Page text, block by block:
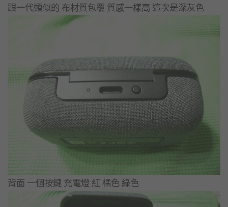
跟一代類似的 布材質包覆 質感一樣高 這次是深灰色
背面 一個按鍵 充電燈 紅 橘色 綠色